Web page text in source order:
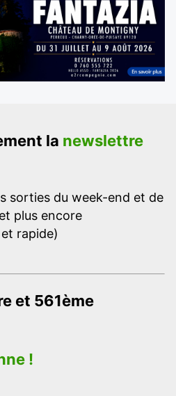
la newslettre
sorties du week-end et de
plus encore
rapide)
et 561ème
!